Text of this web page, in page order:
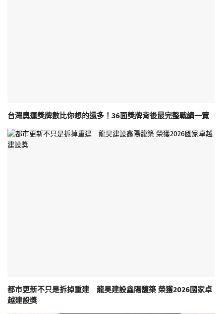
台灣奧運獎牌數比你想的還多！36面獎牌背後最完整戰績一覽
都市更新不只是拆掉重建 龍昊建設鑫陽馥築 榮獲2026國家卓
越建設獎